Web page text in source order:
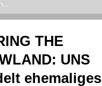
THE
UNS
ehemaliges